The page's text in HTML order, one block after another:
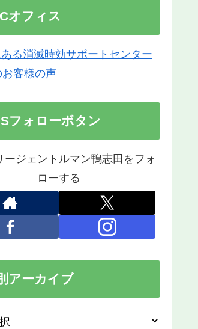
オフィス
る消滅時効サポートセンター
客様の声
フォローボタン
ージェントルマン鴨志田をフォ
ローする
アーカイブ